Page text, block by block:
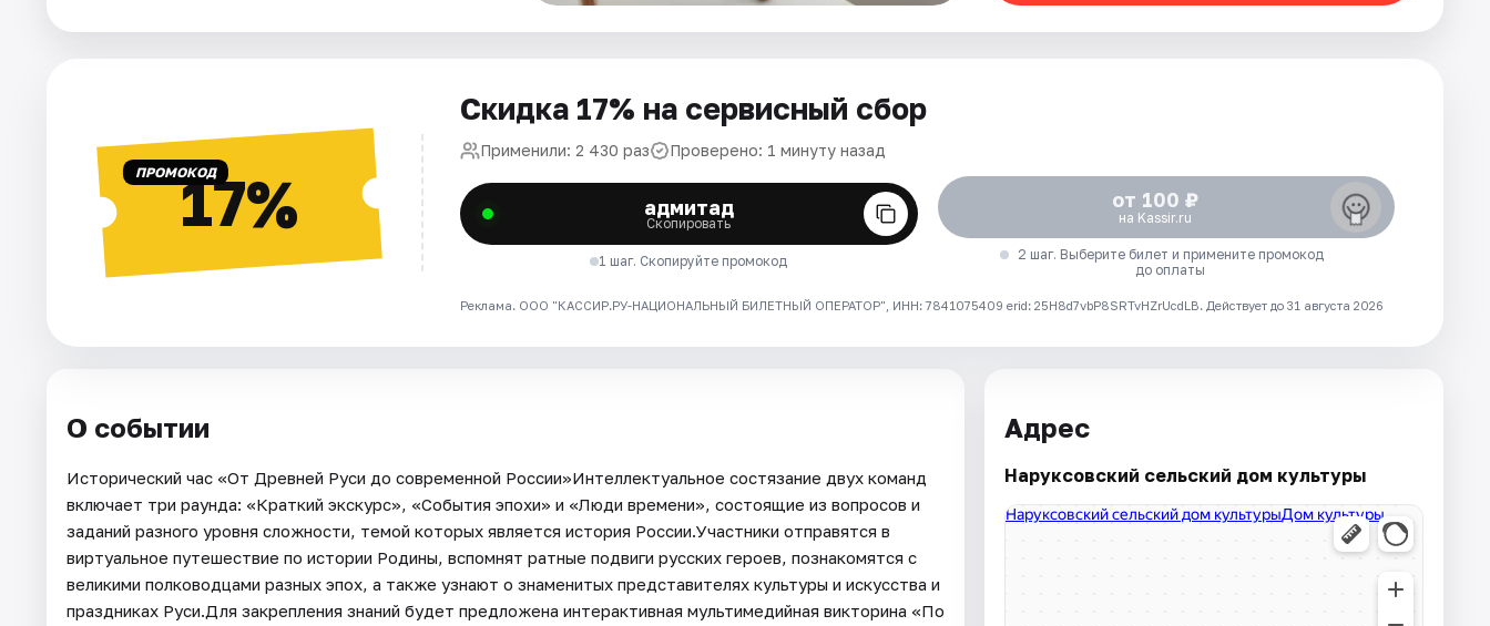
ПРОМОКОД17%
Скидка 17% на сервисный сбор
Применили: 2 430 раз Проверено: 1 минуту назад
адмитад
Скопировать
1 шаг. Скопируйте промокод
от 100 ₽
на Kassir.ru
2 шаг. Выберите билет и примените промокод
до оплаты
Реклама. ООО "КАССИР.РУ-НАЦИОНАЛЬНЫЙ БИЛЕТНЫЙ ОПЕРАТОР", ИНН: 7841075409 erid: 25H8d7vbP8SRTvHZrUcdLB. Действует до 31 августа 2026
О событии
Исторический час «От Древней Руси до современной России»Интеллектуальное состязание двух команд
включает три раунда: «Краткий экскурс», «События эпохи» и «Люди времени», состоящие из вопросов и
заданий разного уровня сложности, темой которых является история России.Участники отправятся в
виртуальное путешествие по истории Родины, вспомнят ратные подвиги русских героев, познакомятся с
великими полководцами разных эпох, а также узнают о знаменитых представителях культуры и искусства и
праздниках Руси.Для закрепления знаний будет предложена интерактивная мультимедийная викторина «По
Адрес
Наруксовский сельский дом культуры